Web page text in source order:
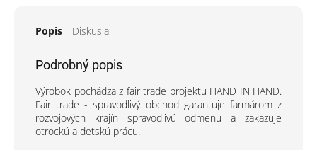
Popis Diskusia
Podrobný popis
Výrobok pochádza z fair trade projektu HAND IN HAND.
Fair trade - spravodlivý obchod garantuje farmárom z
rozvojových krajín spravodlivú odmenu a zakazuje
otrockú a detskú prácu.